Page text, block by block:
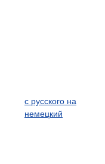
с русского на
немецкий